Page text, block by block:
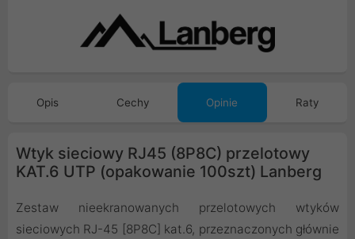
Opis Cechy Opinie Raty
Wtyk sieciowy RJ45 (8P8C) przelotowy
KAT.6 UTP (opakowanie 100szt) Lanberg
Zestaw nieekranowanych przelotowych wtyków
sieciowych RJ-45 [8P8C] kat.6, przeznaczonych głównie